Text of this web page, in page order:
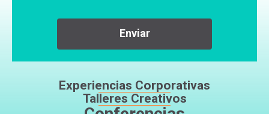
Enviar
Experiencias Corporativas
Talleres Creativos